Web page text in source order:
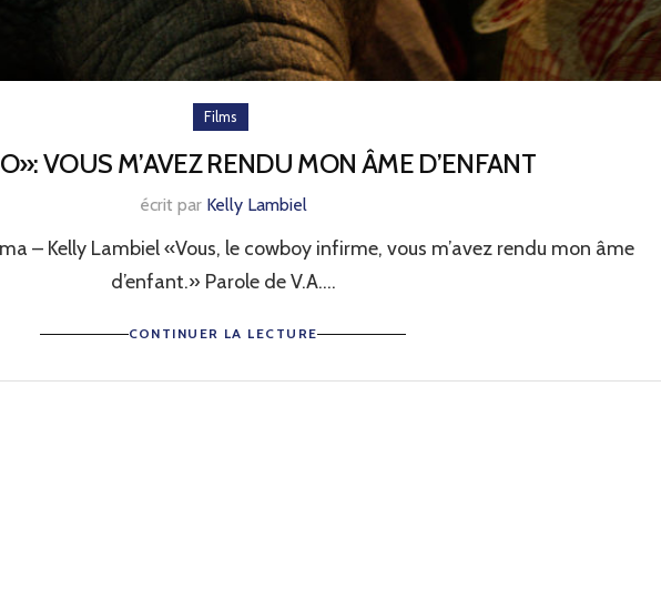
Films
VOUS M’AVEZ RENDU MON ÂME D’ENFANT
écrit par Kelly Lambiel
– Kelly Lambiel «Vous, le cowboy infirme, vous m’avez rendu mon âme
d’enfant.» Parole de V.A....
CONTINUER LA LECTURE